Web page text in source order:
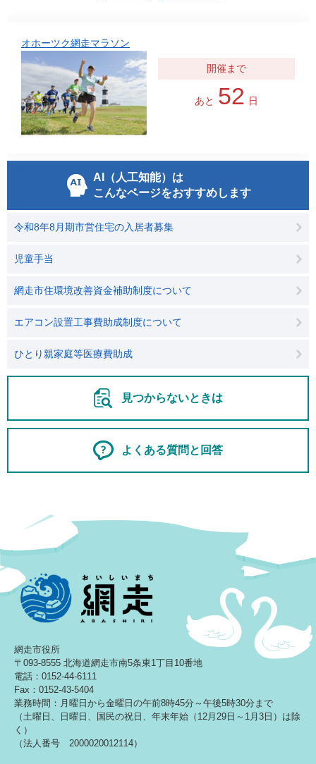
オホーツク網走マラソン
あと 52 日
AI（人工知能）は
こんなページをおすすめします
令和8年8月期市営住宅の入居者募集
児童手当
網走市住環境改善資金補助制度について
エアコン設置工事費助成制度について
ひとり親家庭等医療費助成
見つからないときは
よくある質問と回答
網走市役所
〒093-8555 北海道網走市南5条東1丁目10番地
電話：0152-44-6111
Fax：0152-43-5404
業務時間：月曜日から金曜日の午前8時45分～午後5時30分まで
（土曜日、日曜日、国民の祝日、年末年始（12月29日～1月3日）は除
く）
（法人番号 2000020012114）